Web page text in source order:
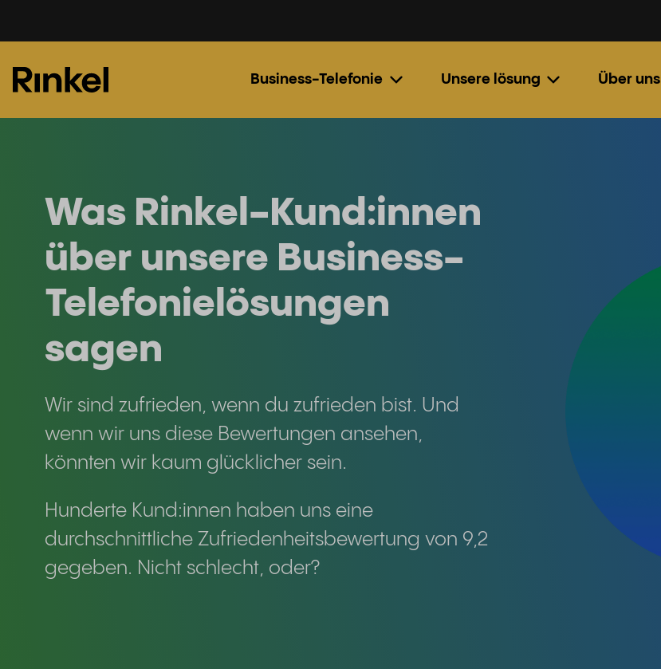
Business-Telefonie Unsere lösung Über uns
Was Rinkel-Kund:innen
über unsere Business-
Telefonielösungen
sagen
Wir sind zufrieden, wenn du zufrieden bist. Und
wenn wir uns diese Bewertungen ansehen,
könnten wir kaum glücklicher sein.
Hunderte Kund:innen haben uns eine
durchschnittliche Zufriedenheitsbewertung von 9,2
gegeben. Nicht schlecht, oder?